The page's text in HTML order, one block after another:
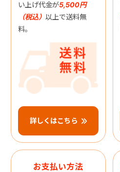
い上げ代金が5,500円
（税込） 以上で送料無
料。
詳しくはこちら
お支払い方法